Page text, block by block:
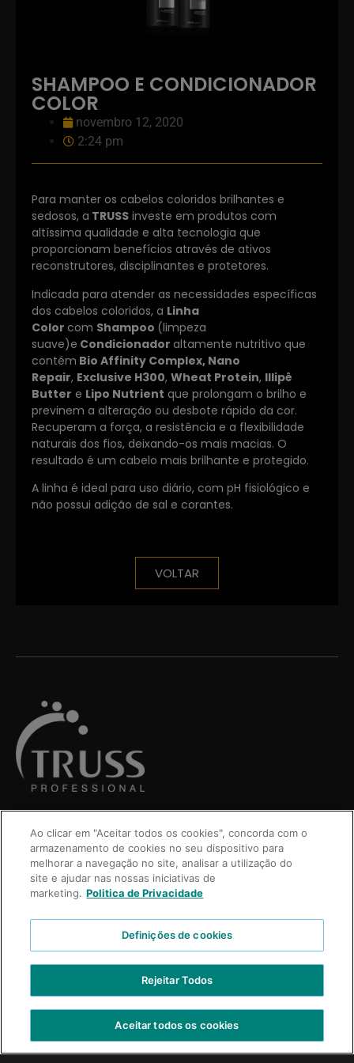
SHAMPOO E CONDICIONADOR
COLOR
novembro 12, 2020
2:24 pm
Para manter os cabelos coloridos brilhantes e
sedosos, a TRUSS investe em produtos com
altíssima qualidade e alta tecnologia que
proporcionam benefícios através de ativos
reconstrutores, disciplinantes e protetores.
Indicada para atender as necessidades específicas
dos cabelos coloridos, a Linha
Color com Shampoo (limpeza
suave)e Condicionador altamente nutritivo que
contém Bio Affinity Complex, Nano
Repair, Exclusive H300,Wheat Protein, Illipê
Butter e Lipo Nutrient que prolongam o brilho e
previnem a alteração ou desbote rápido da cor.
Recuperam a força, a resistência e a flexibilidade
naturais dos fios, deixando-os mais macias. O
resultado é um cabelo mais brilhante e protegido.
A linha é ideal para uso diário, com pH fisiológico e
não possui adição de sal e corantes.
VOLTAR
VIDEOS
CONTÁCTENOS
TRABAJE CON NOSOTROS
Ao clicar em "Aceitar todos os cookies", concorda com o
armazenamento de cookies no seu dispositivo para
melhorar a navegação no site, analisar a utilização do
site e ajudar nas nossas iniciativas de
marketing. Politica de Privacidade
Definições de cookies
Rejeitar Todos
Aceitar todos os cookies